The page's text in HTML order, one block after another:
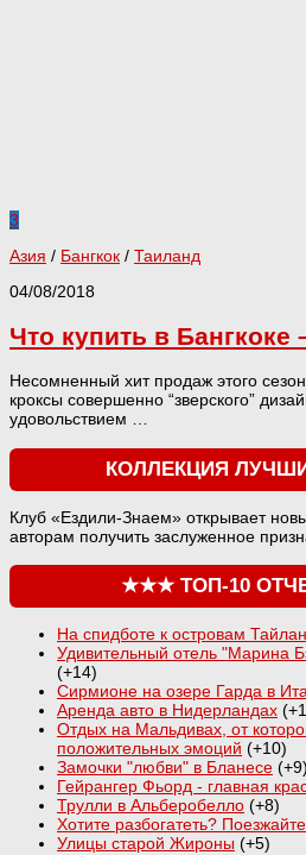
3
Азия / Бангкок / Таиланд
04/08/2018
Что купить в
Несомненный хит продаж этого
кроксы совершенно “зверского”
удовольствием …
КОЛЛЕКЦИЯ
Клуб «Ездили-Знаем» открывает
авторам получить заслуженное
★★★ ТОП-10
На спидботе к островам
Удивительный отель "Марина
+14
Сирмионе на озере Гарда в
Аренда авто в Нидерландах
Отдых на Мальдивах, от
положительных эмоций
+10
Замочки "любви" в Бланесе +9
Гейрангер Фьорд - главная
Трулли в Альберобелло +8
Хотите разбогатеть?
Улицы старой Жироны
+5